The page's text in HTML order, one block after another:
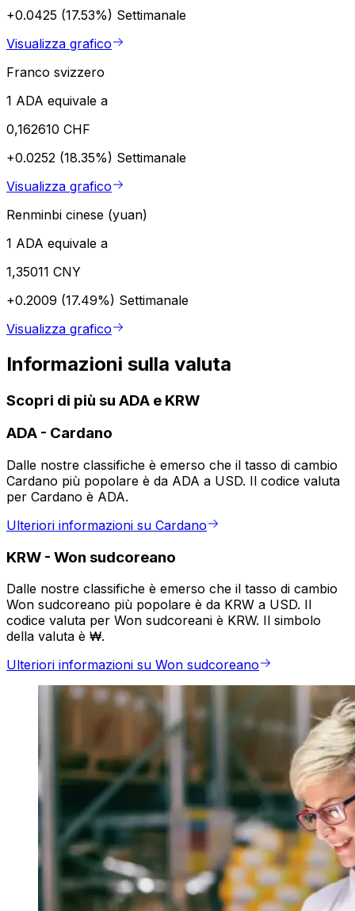
+0.0425 (17.53%) Settimanale
Visualizza grafico
Franco svizzero
1 ADA equivale a
0,162610 CHF
+0.0252 (18.35%) Settimanale
Visualizza grafico
Renminbi cinese (yuan)
1 ADA equivale a
1,35011 CNY
+0.2009 (17.49%) Settimanale
Visualizza grafico
Informazioni sulla valuta
Scopri di più su ADA e KRW
ADA - Cardano
Dalle nostre classifiche è emerso che il tasso di cambio
Cardano più popolare è da ADA a USD. Il codice valuta
per Cardano è ADA.
Ulteriori informazioni su Cardano
KRW - Won sudcoreano
Dalle nostre classifiche è emerso che il tasso di cambio
Won sudcoreano più popolare è da KRW a USD. Il
codice valuta per Won sudcoreani è KRW. Il simbolo
della valuta è ₩.
Ulteriori informazioni su Won sudcoreano